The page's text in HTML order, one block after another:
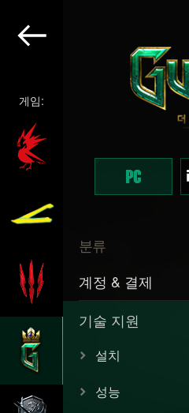
게임:
분류
계정 & 결제
기술 지원
설치
성능